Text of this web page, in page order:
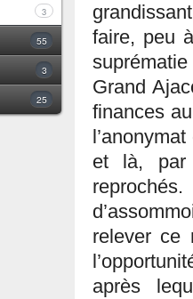
3
55
3
25
faire, peu
Grand
finances
et là, par
relever ce
après